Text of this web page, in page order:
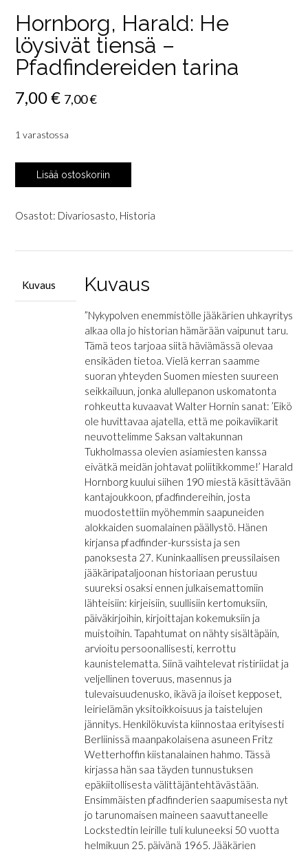
Hornborg, Harald: He
löysivät tiensä –
Pfadfindereiden tarina
7,00€ 7,00€
1 varastossa
Hornborg,
Harald:
löysivät
määrä
Lisää ostoskoriin
Osastot: Divariosasto, Historia
Kuvaus Kuvaus
”Nykypolven enemmistölle jääkärien uhkayritys
alkaa olla jo historian hämärään vaipunut taru.
Tämä teos tarjoaa siitä häviämässä olevaa
ensikäden tietoa. Vielä kerran saamme
suoran yhteyden Suomen miesten suureen
seikkailuun, jonka alullepanon uskomatonta
rohkeutta kuvaavat Walter Hornin sanat: ’Eikö
ole huvittavaa ajatella, että me poikaviikarit
neuvottelimme Saksan valtakunnan
Tukholmassa olevien asiamiesten kanssa
eivätkä meidän johtavat poliitikkomme!’ Harald
Hornborg kuului siihen 190 miestä käsittävään
kantajoukkoon, pfadfindereihin, josta
muodostettiin myöhemmin saapuneiden
alokkaiden suomalainen päällystö. Hänen
kirjansa pfadfinder-kurssista ja sen
panoksesta 27. Kuninkaallisen preussilaisen
jääkäripataljoonan historiaan perustuu
suureksi osaksi ennen julkaisemattomiin
lähteisiin: kirjeisiin, suullisiin kertomuksiin,
päiväkirjoihin, kirjoittajan kokemuksiin ja
muistoihin. Tapahtumat on nähty sisältäpäin,
arvioitu persoonallisesti, kerrottu
kaunistelematta. Siinä vaihtelevat ristiriidat ja
veljellinen toveruus, masennus ja
tulevaisuudenusko, ikävä ja iloiset kepposet,
leirielämän yksitoikkoisuus ja taistelujen
jännitys. Henkilökuvista kiinnostaa erityisesti
Berliinissä maanpakolaisena asuneen Fritz
Wetterhoffin kiistanalainen hahmo. Tässä
kirjassa hän saa täyden tunnustuksen
epäkiitollisesta välittäjäntehtävästään.
Ensimmäisten pfadfinderien saapumisesta nyt
jo tarunomaisen maineen saavuttaneelle
Lockstedtin leirille tuli kuluneeksi 50 vuotta
helmikuun 25. päivänä 1965. Jääkärien